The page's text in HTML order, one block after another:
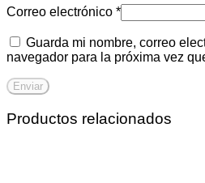
Correo electrónico *
Guarda mi nombre, correo
navegador para la próxima vez
Productos relacionados